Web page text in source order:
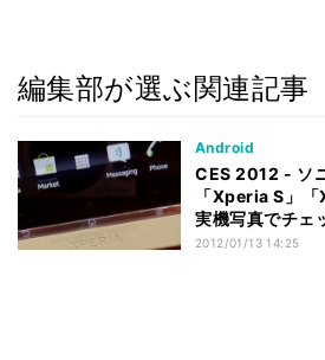
編集部が選ぶ関連記事
Android
CES 2012 - ソ
「Xperia S」
実機写真でチェ
2012/01/13 14:25